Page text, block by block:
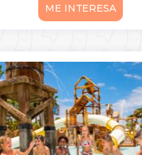
ME INTERESA